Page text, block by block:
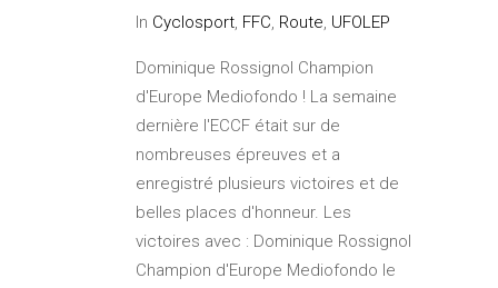
In Cyclosport, FFC, Route, UFOLEP
Dominique Rossignol Champion
d'Europe Mediofondo ! La semaine
dernière l'ECCF était sur de
nombreuses épreuves et a
enregistré plusieurs victoires et de
belles places d'honneur. Les
victoires avec : Dominique Rossignol
Champion d'Europe Mediofondo le